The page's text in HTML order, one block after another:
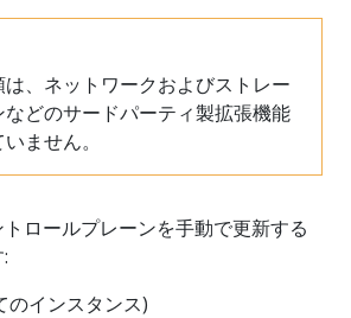
は、ネットワークおよびストレー
などのサードパーティ製拡張機能
ません。
ロールプレーンを手動で更新する
のインスタンス)